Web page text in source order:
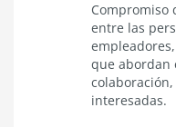
Compromiso
entre las
que abordan
interesadas.